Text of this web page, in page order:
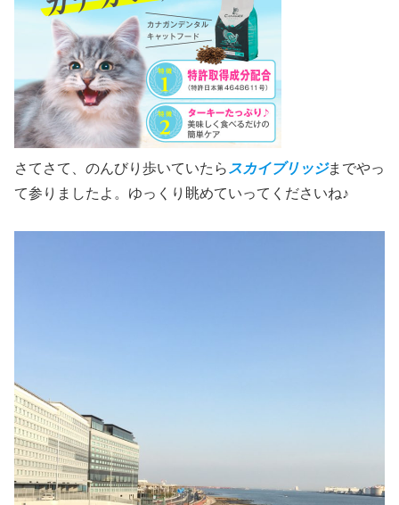
さてさて、のんびり歩いていたら スカイブリッジまでやっ
て参りましたよ。ゆっくり眺めていってくださいね♪